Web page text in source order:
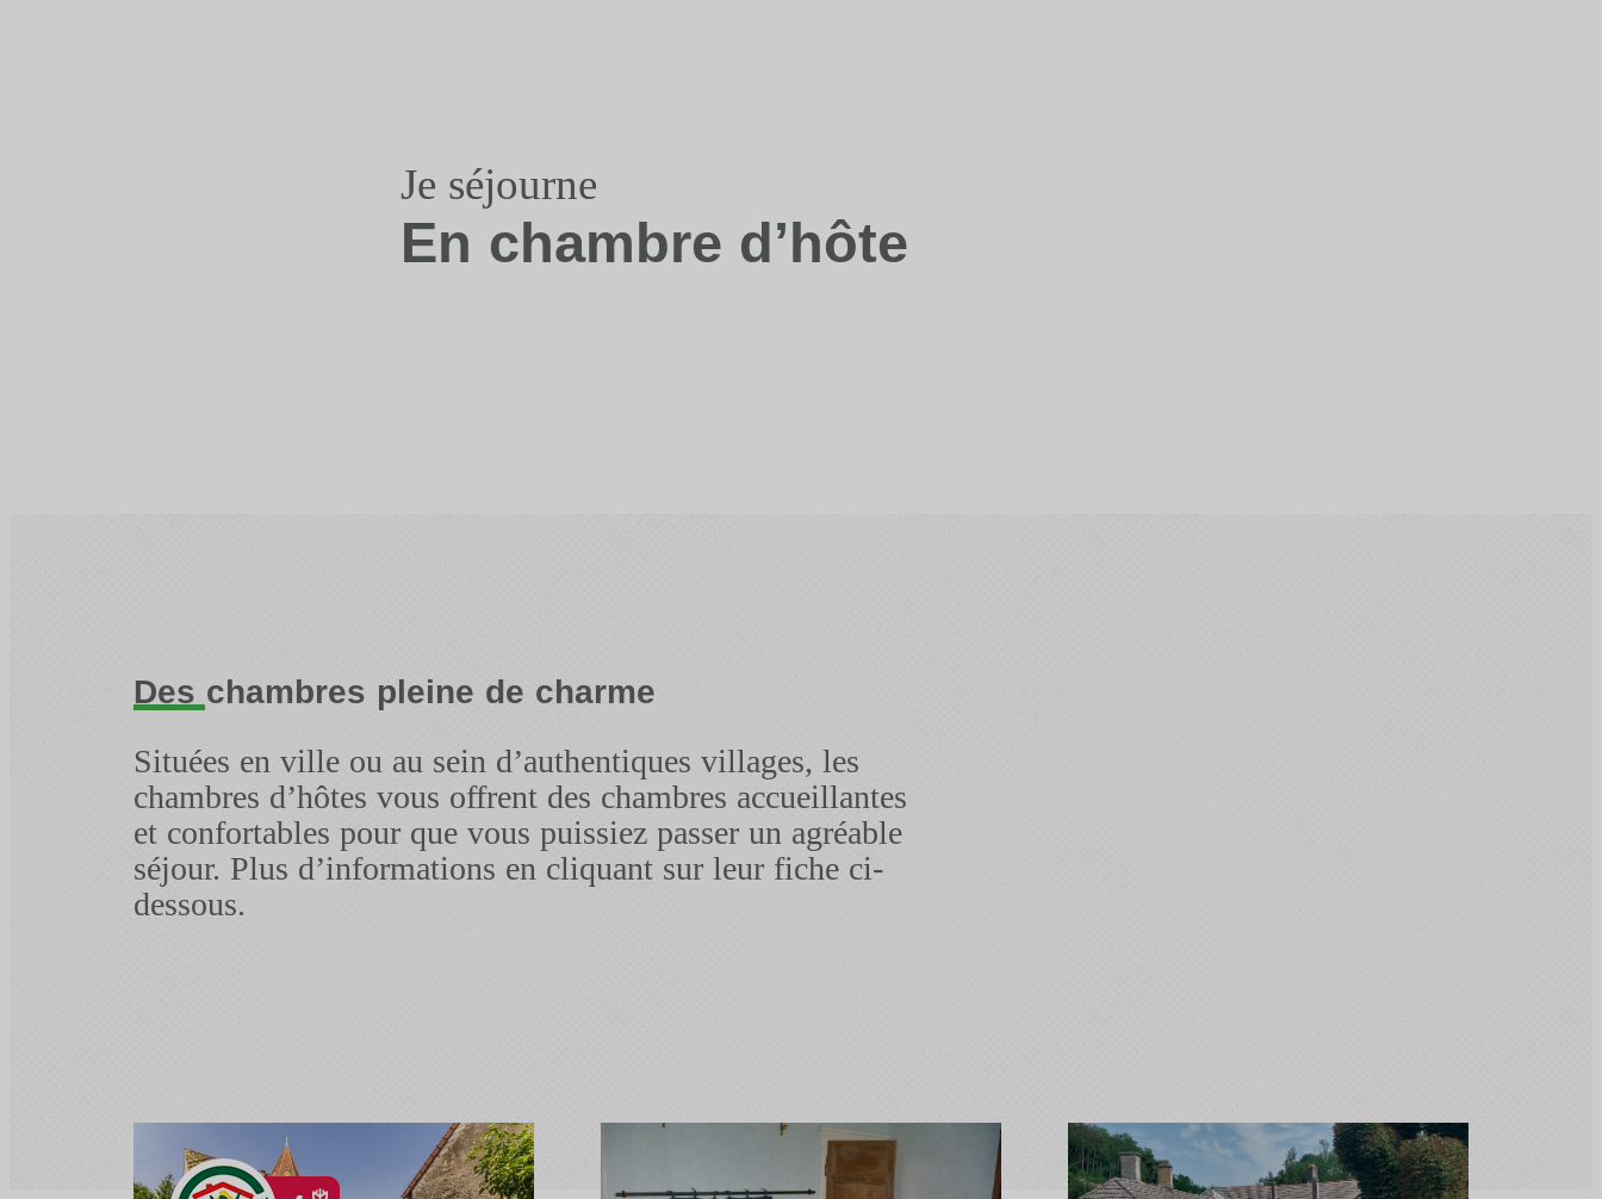
Je séjourne
En chambre d’hôte
Des chambres pleine de charme
Situées en ville ou au sein d’authentiques villages, les
chambres d’hôtes vous offrent des chambres accueillantes
et confortables pour que vous puissiez passer un agréable
séjour. Plus d’informations en cliquant sur leur fiche ci-
dessous.